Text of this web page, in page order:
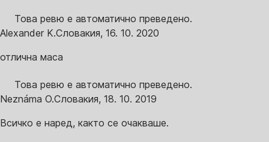
Това ревю е автоматично преведено.
Alexander K.Словакия, 16. 10. 2020
отлична маса
Това ревю е автоматично преведено.
Neznáma O.Словакия, 18. 10. 2019
Всичко е наред, както се очакваше.